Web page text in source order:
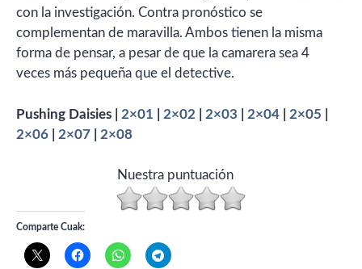
con la investigación. Contra pronóstico se
complementan de maravilla. Ambos tienen la misma
forma de pensar, a pesar de que la camarera sea 4
veces más pequeña que el detective.
Pushing Daisies | 2×01 2×02 2×03 2×04 2×05
2×06
2×07 2×08
Nuestra puntuación
Comparte Cuak: